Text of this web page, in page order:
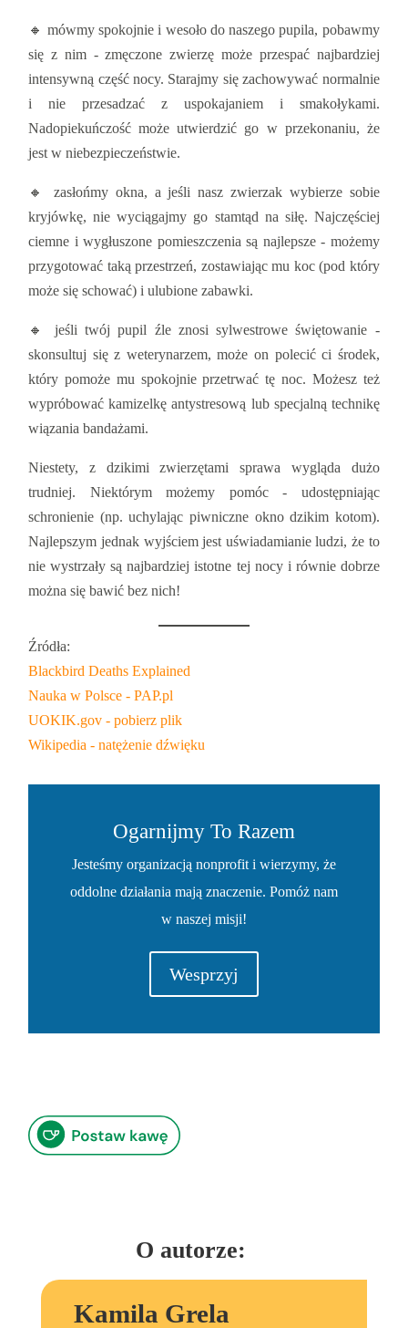
🔸 mówmy spokojnie i wesoło do naszego pupila, pobawmy
się z nim - zmęczone zwierzę może przespać najbardziej
intensywną część nocy. Starajmy się zachowywać normalnie
i nie przesadzać z uspokajaniem i smakołykami.
Nadopiekuńczość może utwierdzić go w przekonaniu, że
jest w niebezpieczeństwie.
🔸 zasłońmy okna, a jeśli nasz zwierzak wybierze sobie
kryjówkę, nie wyciągajmy go stamtąd na siłę. Najczęściej
ciemne i wygłuszone pomieszczenia są najlepsze - możemy
przygotować taką przestrzeń, zostawiając mu koc (pod który
może się schować) i ulubione zabawki.
🔸 jeśli twój pupil źle znosi sylwestrowe świętowanie -
skonsultuj się z weterynarzem, może on polecić ci środek,
który pomoże mu spokojnie przetrwać tę noc. Możesz też
wypróbować kamizelkę antystresową lub specjalną technikę
wiązania bandażami.
Niestety, z dzikimi zwierzętami sprawa wygląda dużo
trudniej. Niektórym możemy pomóc - udostępniając
schronienie (np. uchylając piwniczne okno dzikim kotom).
Najlepszym jednak wyjściem jest uświadamianie ludzi, że to
nie wystrzały są najbardziej istotne tej nocy i równie dobrze
można się bawić bez nich!
Źródła:
Blackbird Deaths Explained
Nauka w Polsce - PAP.pl
UOKIK.gov - pobierz plik
Wikipedia - natężenie dźwięku
Ogarnijmy To Razem
Jesteśmy organizacją nonprofit i wierzymy, że
oddolne działania mają znaczenie. Pomóż nam
w naszej misji!
Wesprzyj
O autorze:
Kamila Grela